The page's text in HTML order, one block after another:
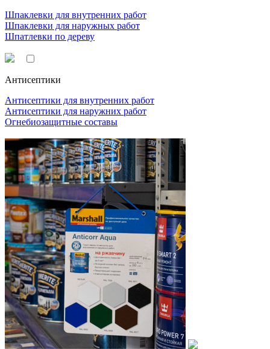
Шпаклевки для внутренних работ
Шпаклевки для наружных работ
Шпатлевки по дереву
Антисептики
Антисептики для внутренних работ
Антисептики для наружних работ
Огнебиозащитные составы